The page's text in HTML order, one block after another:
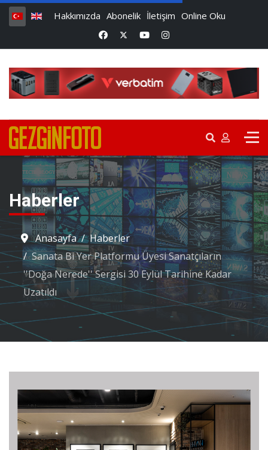
Hakkımızda Abonelik İletişim Online Oku
Haberler
Anasayfa
Haberler
Sanata Bi Yer Platformu Üyesi Sanatçıların
''Doğa Nerede'' Sergisi 30 Eylül Tarihine Kadar
Uzatıldı